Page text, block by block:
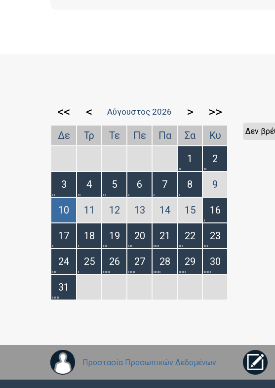
<< < Αύγουστος 2026 > >>
Δε Τρ Τε Πε Πα Σα
Κυ
1
2
3 4 5 6 7 8 9
10 11 12 13 14 15 16
17 18 19 20 21 22 23
24 25 26 27 28 29 30
31
Δεν
Προστασία Προσωπικών Δεδομένων